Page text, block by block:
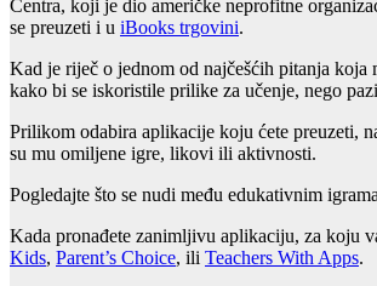
Centra, koji je dio američke neprofitne
se preuzeti i u iBooks trgovini.
Kad je riječ o jednom od najčešćih pitanja
kako bi se iskoristile prilike za učenje, nego
Prilikom odabira aplikacije koju ćete preuzeti,
su mu omiljene igre, likovi ili aktivnosti.
Pogledajte što se nudi među edukativnim
Kada pronađete zanimljivu aplikaciju, za koju
Kids, Parent’s Choice, ili Teachers With Apps.